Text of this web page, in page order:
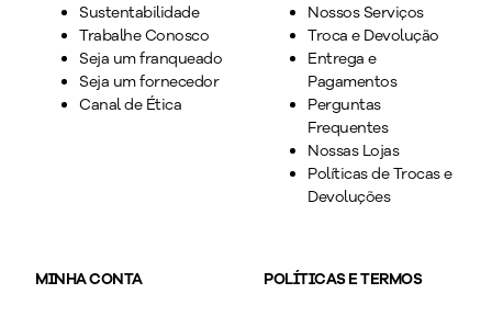
Sustentabilidade
Trabalhe Conosco
Seja um franqueado
Seja um fornecedor
Canal de Ética
Nossos Serviços
Troca e Devolução
Entrega e
Pagamentos
Perguntas
Frequentes
Nossas Lojas
Políticas de Trocas e
Devoluções
MINHA CONTA POLÍTICAS E TERMOS